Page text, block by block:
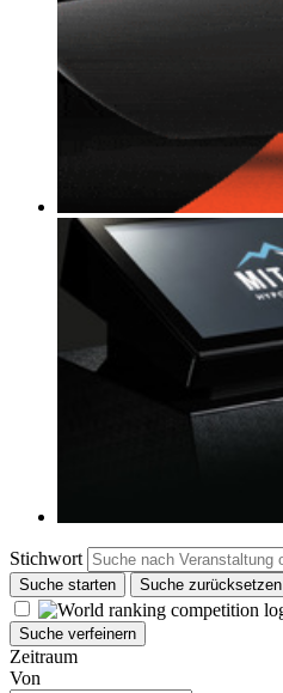
Stichwort
Suche starten Suche zurücksetzen
Suche verfeinern
Zeitraum
Von